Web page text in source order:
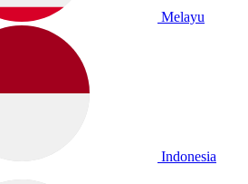
Melayu
Indonesia